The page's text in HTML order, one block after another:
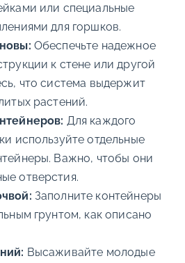
или специальные
для горшков.
Обеспечьте надежное
к стене или другой
что система выдержит
растений.
Для каждого
используйте отдельные
Важно, чтобы они
отверстия.
Заполните контейнеры
грунтом, как описано
Высаживайте молодые